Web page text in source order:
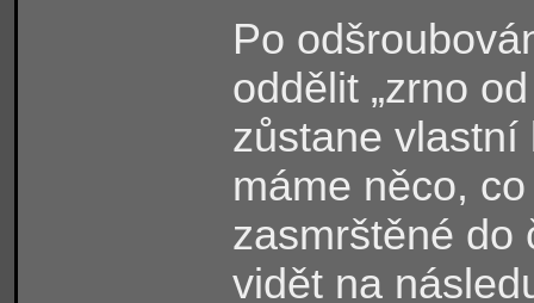
Po
oddělit „zrno
zůstane vlastní
máme něco,
zasmrštěné do
vidět na